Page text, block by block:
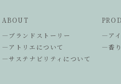
ABOUT
―ブランドストーリー
―アトリエについて
―サステナビリティについて
―ア
―香